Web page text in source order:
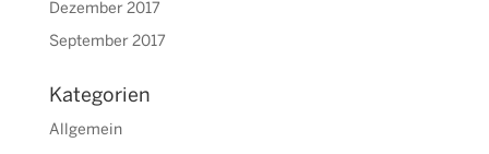
Dezember 2017
September 2017
Kategorien
Allgemein